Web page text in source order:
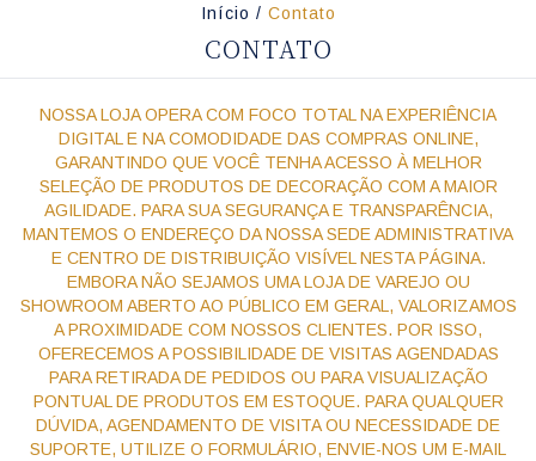
Início / Contato
CONTATO
NOSSA LOJA OPERA COM FOCO TOTAL NA EXPERIÊNCIA
DIGITAL E NA COMODIDADE DAS COMPRAS ONLINE,
GARANTINDO QUE VOCÊ TENHA ACESSO À MELHOR
SELEÇÃO DE PRODUTOS DE DECORAÇÃO COM A MAIOR
AGILIDADE. PARA SUA SEGURANÇA E TRANSPARÊNCIA,
MANTEMOS O ENDEREÇO DA NOSSA SEDE ADMINISTRATIVA
E CENTRO DE DISTRIBUIÇÃO VISÍVEL NESTA PÁGINA.
EMBORA NÃO SEJAMOS UMA LOJA DE VAREJO OU
SHOWROOM ABERTO AO PÚBLICO EM GERAL, VALORIZAMOS
A PROXIMIDADE COM NOSSOS CLIENTES. POR ISSO,
OFERECEMOS A POSSIBILIDADE DE VISITAS AGENDADAS
PARA RETIRADA DE PEDIDOS OU PARA VISUALIZAÇÃO
PONTUAL DE PRODUTOS EM ESTOQUE. PARA QUALQUER
DÚVIDA, AGENDAMENTO DE VISITA OU NECESSIDADE DE
SUPORTE, UTILIZE O FORMULÁRIO, ENVIE-NOS UM E-MAIL